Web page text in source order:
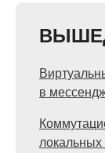
в